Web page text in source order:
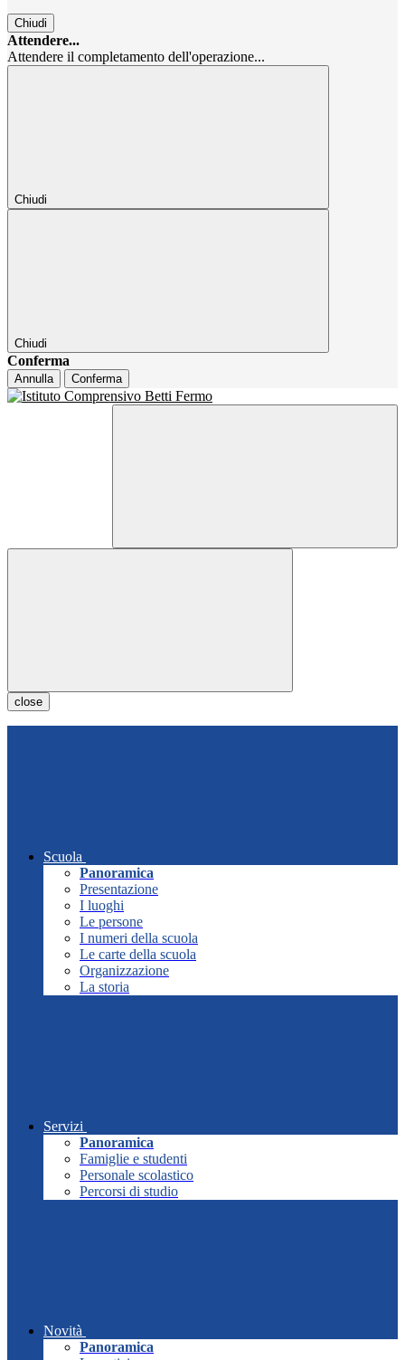
Chiudi
Attendere...
Attendere il completamento dell'operazione...
Chiudi
Chiudi
Conferma
Annulla Conferma
close
Scuola
Panoramica
Presentazione
I luoghi
Le persone
I numeri della scuola
Le carte della scuola
Organizzazione
La storia
Servizi
Panoramica
Famiglie e studenti
Personale scolastico
Percorsi di studio
Novità
Panoramica